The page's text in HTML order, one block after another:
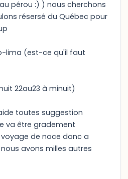
pérou :) ) nous cherchons
résersé du Québec pour
lima (est-ce qu'il faut
22au23 à minuit)
toutes suggestion
va être gradement
de noce donc a
avons milles autres